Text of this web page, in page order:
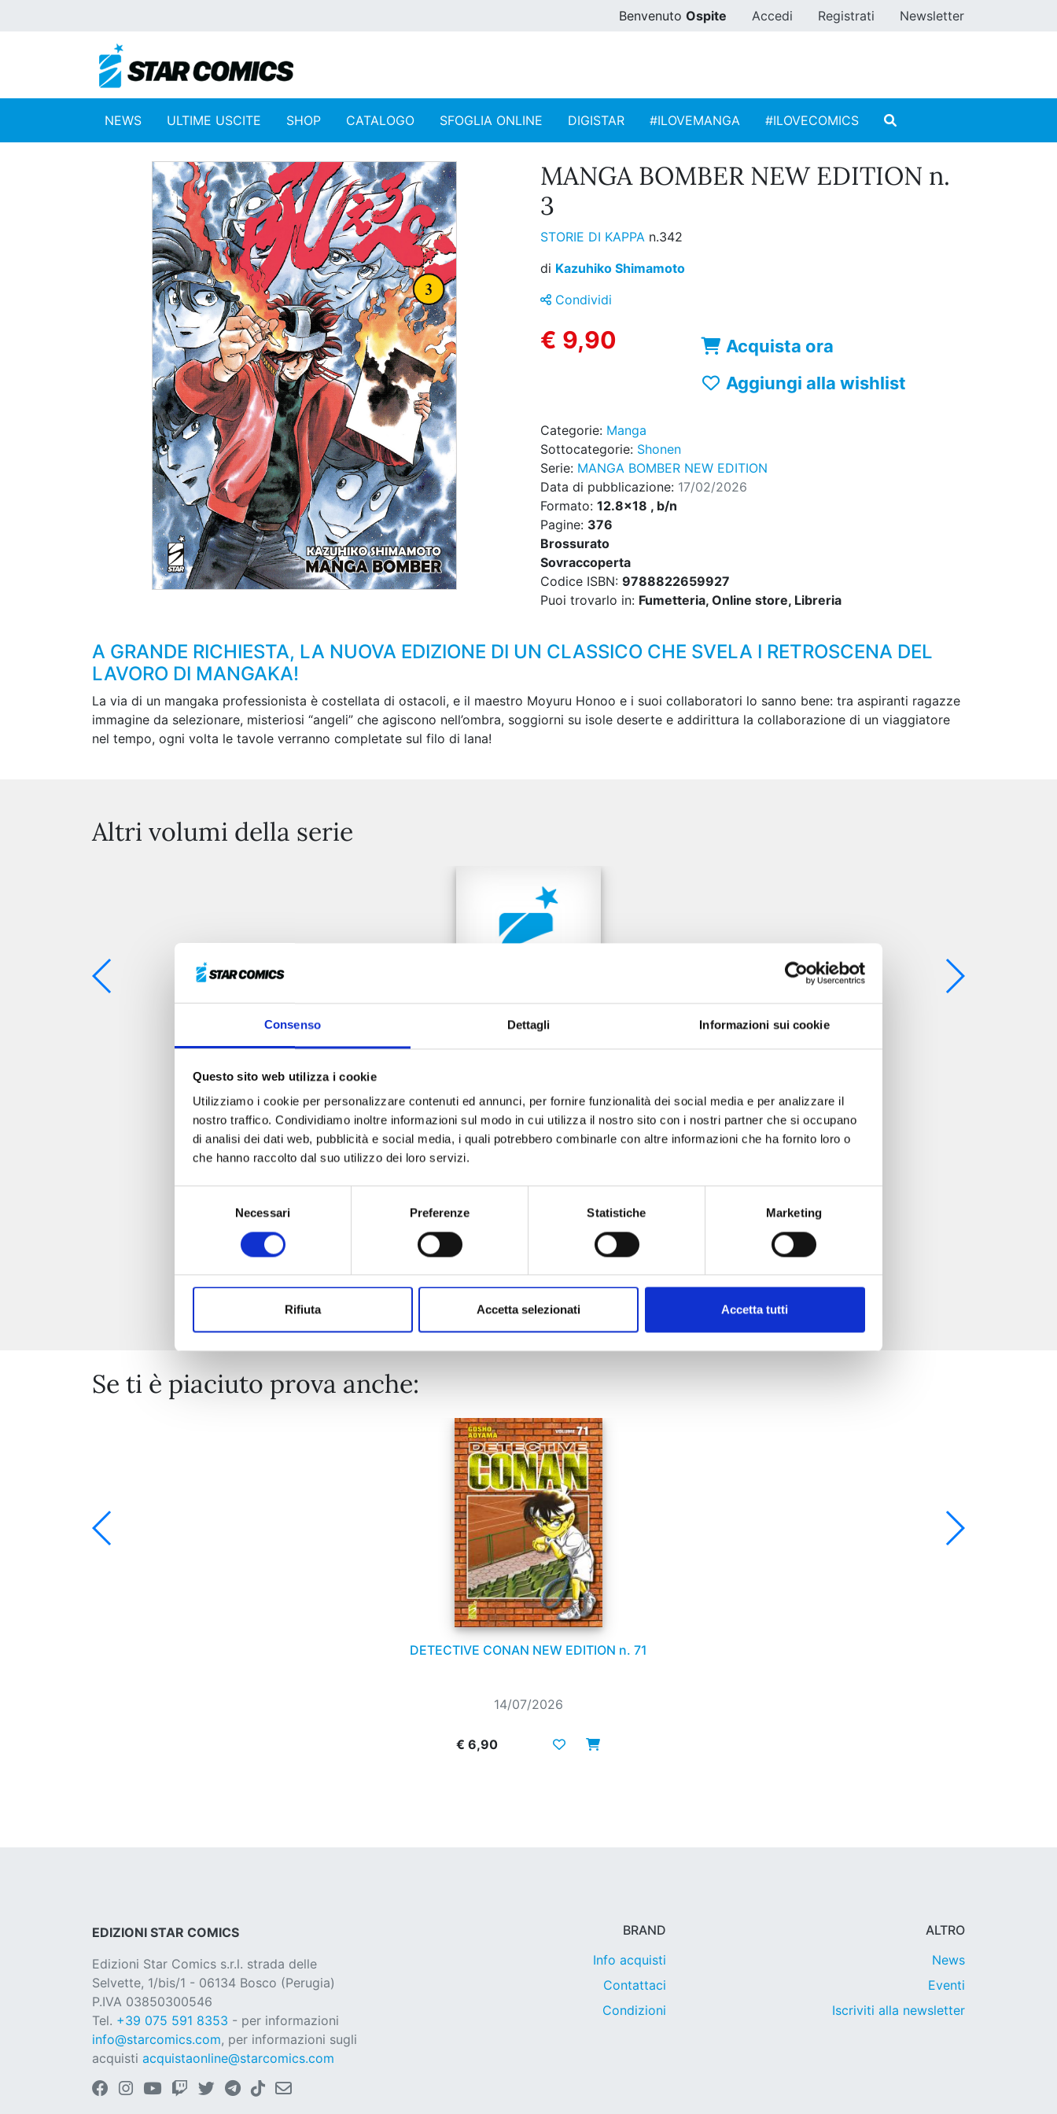
Consenso Dettagli Informazioni sui cookie
Questo sito web utilizza i cookie
Utilizziamo i cookie per personalizzare contenuti ed annunci, per fornire funzionalità dei social media e per analizzare il
nostro traffico. Condividiamo inoltre informazioni sul modo in cui utilizza il nostro sito con i nostri partner che si occupano
di analisi dei dati web, pubblicità e social media, i quali potrebbero combinarle con altre informazioni che ha fornito loro o
che hanno raccolto dal suo utilizzo dei loro servizi.
Necessari Preferenze Statistiche Marketing
Rifiuta Accetta selezionati Accetta tutti
Benvenuto Ospite Accedi Registrati Newsletter
NEWS ULTIME USCITE SHOP CATALOGO SFOGLIA ONLINE DIGISTAR #ILOVEMANGA #ILOVECOMICS
MANGA BOMBER NEW EDITION n.
3
STORIE DI KAPPA n.342
di Kazuhiko Shimamoto
Condividi
€ 9,90
Acquista ora
Aggiungi alla wishlist
Categorie: Manga
Sottocategorie: Shonen
Serie: MANGA BOMBER NEW EDITION
Data di pubblicazione: 17/02/2026
Formato: 12.8x18 , b/n
Pagine: 376
Brossurato
Sovraccoperta
Codice ISBN: 9788822659927
Puoi trovarlo in: Fumetteria, Online store, Libreria
A GRANDE RICHIESTA, LA NUOVA EDIZIONE DI UN CLASSICO CHE SVELA I RETROSCENA DEL
LAVORO DI MANGAKA!
La via di un mangaka professionista è costellata di ostacoli, e il maestro Moyuru Honoo e i suoi collaboratori lo sanno bene: tra aspiranti ragazze
immagine da selezionare, misteriosi “angeli” che agiscono nell’ombra, soggiorni su isole deserte e addirittura la collaborazione di un viaggiatore
nel tempo, ogni volta le tavole verranno completate sul filo di lana!
Altri volumi della serie
MANGA BOMBER NEW EDITION n. 7
Mostra tutto
Se ti è piaciuto prova anche:
DETECTIVE CONAN NEW EDITION n. 71
14/07/2026
€ 6,90
EDIZIONI STAR COMICS
Edizioni Star Comics s.r.l. strada delle
Selvette, 1/bis/1 - 06134 Bosco (Perugia)
P.IVA 03850300546
Tel. +39 075 591 8353 - per informazioni
info@starcomics.com, per informazioni sugli
acquisti acquistaonline@starcomics.com
BRAND
Info acquisti
Contattaci
Condizioni
ALTRO
News
Eventi
Iscriviti alla newsletter